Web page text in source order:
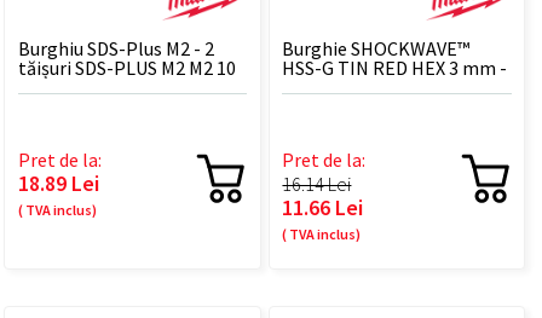
Burghiu SDS-Plus M2 - 2
tăișuri SDS-PLUS M2 M2 10
X 110 - 1 BUC
Pret de la:
18.89 Lei
( TVA inclus)
Burghie SHOCKWAVE™
HSS-G TIN RED HEX 3 mm -
2 BUC
Pret de la:
16.14 Lei
11.66 Lei
( TVA inclus)